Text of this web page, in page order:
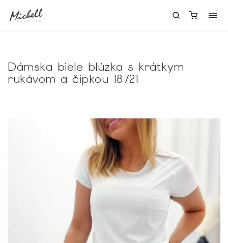
Dámska biele blúzka s krátkym
rukávom a čipkou 18721